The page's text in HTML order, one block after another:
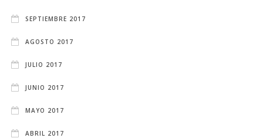
SEPTIEMBRE 2017
AGOSTO 2017
JULIO 2017
JUNIO 2017
MAYO 2017
ABRIL 2017